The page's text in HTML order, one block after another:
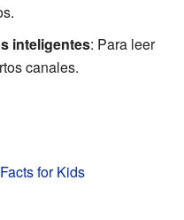
inteligentes: Para leer
canales.
for Kids